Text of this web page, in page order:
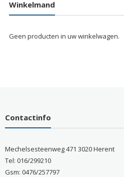
Winkelmand
Geen producten in uw winkelwagen.
Contactinfo
Mechelsesteenweg 471 3020 Herent
Tel: 016/299210
Gsm: 0476/257797